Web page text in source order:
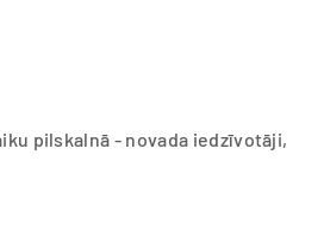
pilskalnā - novada iedzīvotāji,